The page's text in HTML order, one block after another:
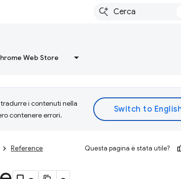
Web Store
i contenuti nella
contenere errori.
Reference Questa pagina è stata utile?